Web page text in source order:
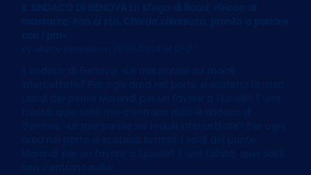
IL SINDACO DI GENOVA Lo sfogo di Bucci: «Gioco al
massacro, non ci sto. Chiedo chiarezza, pronto a parlare
con i pm»
Marco Imarisio on 13/05/2024 at 06:07
Il sindaco di Genova: «Le mie parole sui maiali
intercettate? Per ogni area nel porto si scatena la rissa.
I soldi del ponte Morandi per un favore a Spinelli? È una
falsità, quei soldi non c’entrano nulla»Il sindaco di
Genova: «Le mie parole sui maiali intercettate? Per ogni
area nel porto si scatena la rissa. I soldi del ponte
Morandi per un favore a Spinelli? È una falsità, quei soldi
non c’entrano nulla»